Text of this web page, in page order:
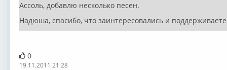
Ассоль, добавлю несколько песен.
Надюша, спасибо, что заинтересовались и
0
19.11.2011 21:28